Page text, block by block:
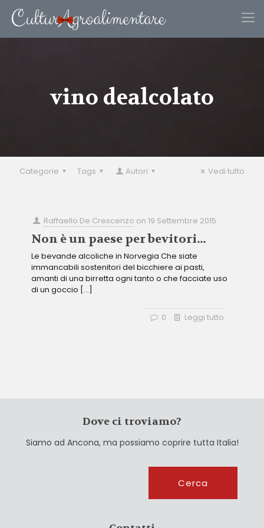
vino dealcolato
Categorie Tags Autori Vedi tutto
Raffaello De Crescenzo on19 Settembre 2015
Non è un paese per bevitori…
Le bevande alcoliche in Norvegia Che siate
immancabili sostenitori del bicchiere ai pasti,
amanti di una birretta ogni tanto o che facciate uso
di un goccio […]
0 Leggi tutto
Dove ci troviamo?
Siamo ad Ancona, ma possiamo coprire tutta Italia!
Cerca